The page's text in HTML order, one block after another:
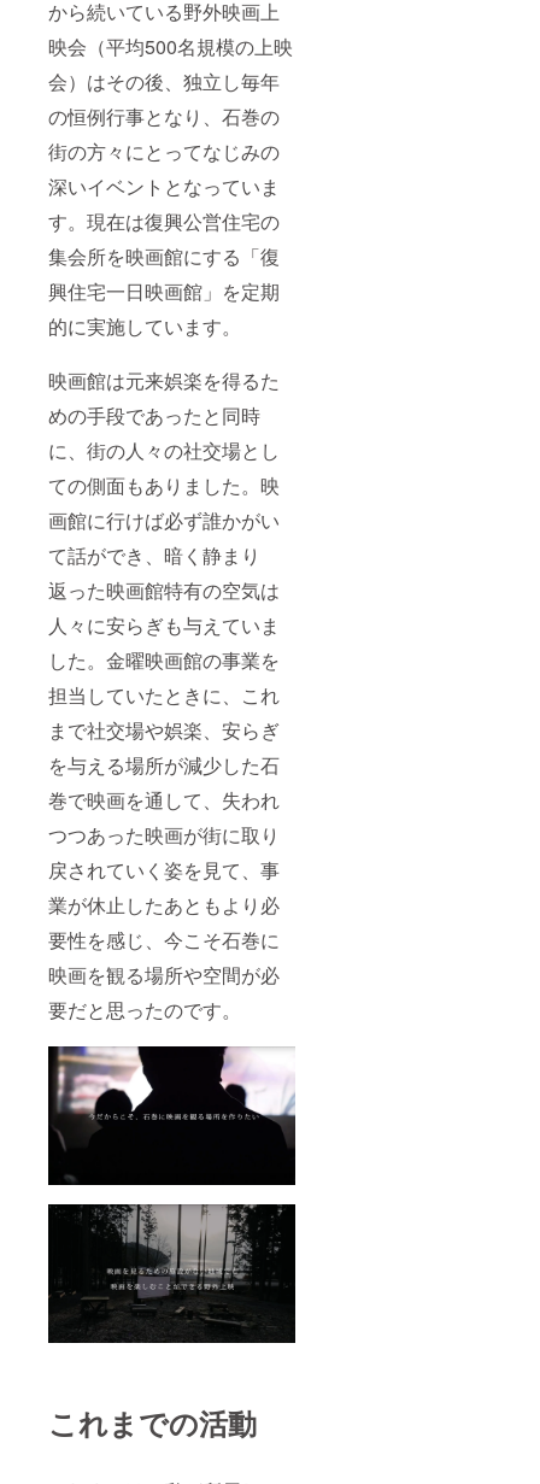
から続いている野外映画上
映会（平均500名規模の上映
会）はその後、独立し毎年
の恒例行事となり、石巻の
街の方々にとってなじみの
深いイベントとなっていま
す。現在は復興公営住宅の
集会所を映画館にする「復
興住宅一日映画館」を定期
的に実施しています。
映画館は元来娯楽を得るた
めの手段であったと同時
に、街の人々の社交場とし
ての側面もありました。映
画館に行けば必ず誰かがい
て話ができ、暗く静まり
返った映画館特有の空気は
人々に安らぎも与えていま
した。金曜映画館の事業を
担当していたときに、これ
まで社交場や娯楽、安らぎ
を与える場所が減少した石
巻で映画を通して、失われ
つつあった映画が街に取り
戻されていく姿を見て、事
業が休止したあともより必
要性を感じ、今こそ石巻に
映画を観る場所や空間が必
要だと思ったのです。
これまでの活動